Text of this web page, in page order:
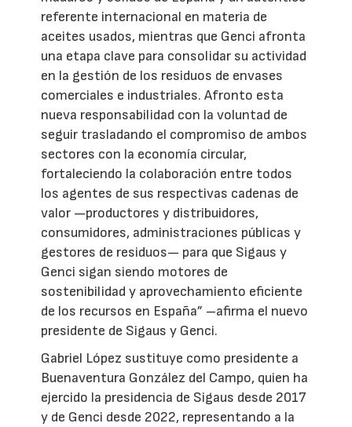
referente internacional en materia de
aceites usados, mientras que Genci afronta
una etapa clave para consolidar su actividad
en la gestión de los residuos de envases
comerciales e industriales. Afronto esta
nueva responsabilidad con la voluntad de
seguir trasladando el compromiso de ambos
sectores con la economía circular,
fortaleciendo la colaboración entre todos
los agentes de sus respectivas cadenas de
valor —productores y distribuidores,
consumidores, administraciones públicas y
gestores de residuos— para que Sigaus y
Genci sigan siendo motores de
sostenibilidad y aprovechamiento eficiente
de los recursos en España” –afirma el nuevo
presidente de Sigaus y Genci.
Gabriel López sustituye como presidente a
Buenaventura González del Campo, quien ha
ejercido la presidencia de Sigaus desde 2017
y de Genci desde 2022, representando a la